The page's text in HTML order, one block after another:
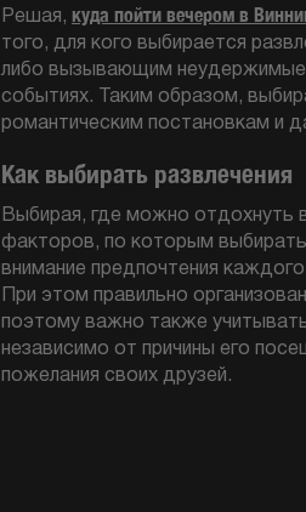
Решая, куда пойти вечером в
того, для кого выбирается
либо вызывающим неудержимые
событиях. Таким образом,
романтическим постановкам и
Как выбирать развлечения
Выбирая, где можно отдохнуть
факторов, по которым выбирать
внимание предпочтения
При этом правильно
поэтому важно также
независимо от причины его
пожелания своих друзей.